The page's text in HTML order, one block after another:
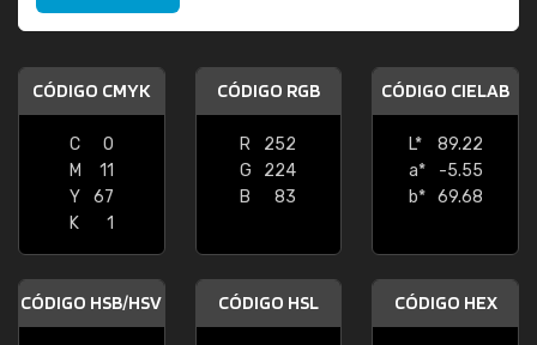
CÓDIGO CMYK
C
0
M
11
Y
67
K
1
CÓDIGO RGB
R
252
G
224
B
83
CÓDIGO CIELAB
L*
89.22
a*
-5.55
b*
69.68
CÓDIGO HSB/HSV CÓDIGO HSL CÓDIGO HEX